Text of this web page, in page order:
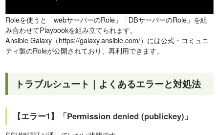
Roleを使うと「webサーバーのRole」「DBサーバーのRole」を組
み合わせてPlaybookを組み立てられます。
Ansible Galaxy（https://galaxy.ansible.com/）には公式・コミュニ
ティ製のRoleが公開されており、再利用できます。
トラブルシュート｜よくあるエラーと対処法
【エラー1】「Permission denied (publickey)」